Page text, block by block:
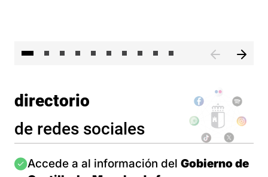
directorio
de redes sociales
Imagen
Accede a al información del Gobierno de